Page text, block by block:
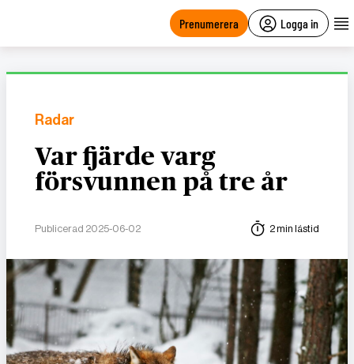
Prenumerera Logga in
Radar
Var fjärde varg
försvunnen på tre år
Publicerad 2025-06-02 2 min lästid